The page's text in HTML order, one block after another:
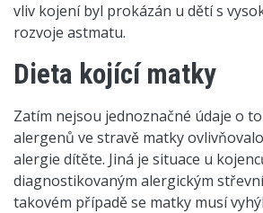
vliv kojení byl prokázán u dětí s
rozvoje astmatu.
Dieta kojící matky
Zatím nejsou jednoznačné údaje o
alergenů ve stravě matky
alergie dítěte. Jiná je situace u
diagnostikovaným alergickým
takovém případě se matky musí